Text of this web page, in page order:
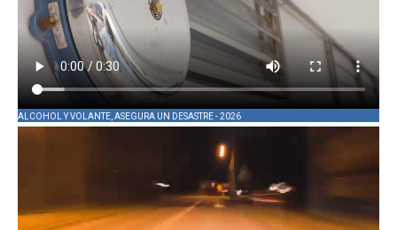
ALCOHOL Y VOLANTE, ASEGURA UN DESASTRE - 2026